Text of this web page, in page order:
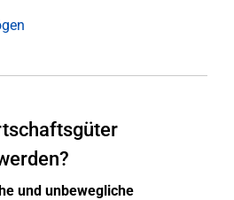
und unbewegliche